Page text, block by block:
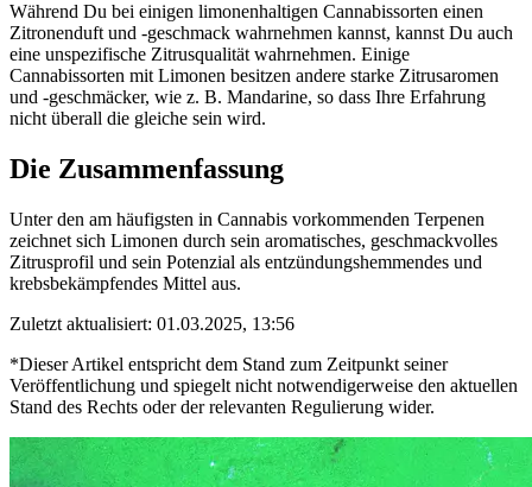
Während Du bei einigen limonenhaltigen Cannabissorten einen
Zitronenduft und -geschmack wahrnehmen kannst, kannst Du auch
eine unspezifische Zitrusqualität wahrnehmen. Einige
Cannabissorten mit Limonen besitzen andere starke Zitrusaromen
und -geschmäcker, wie z. B. Mandarine, so dass Ihre Erfahrung
nicht überall die gleiche sein wird.
Die Zusammenfassung
Unter den am häufigsten in Cannabis vorkommenden Terpenen
zeichnet sich Limonen durch sein aromatisches, geschmackvolles
Zitrusprofil und sein Potenzial als entzündungshemmendes und
krebsbekämpfendes Mittel aus.
Zuletzt aktualisiert: 01.03.2025, 13:56
*Dieser Artikel entspricht dem Stand zum Zeitpunkt seiner
Veröffentlichung und spiegelt nicht notwendigerweise den aktuellen
Stand des Rechts oder der relevanten Regulierung wider.